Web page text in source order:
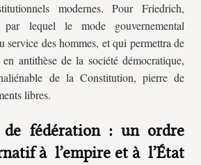
modernes. Pour Friedrich,
par lequel le mode gouvernemental
service des hommes, et qui permettra de
antithèse de la société démocratique,
de la Constitution, pierre de
libres.
de fédération : un ordre
à l’empire et à l’État